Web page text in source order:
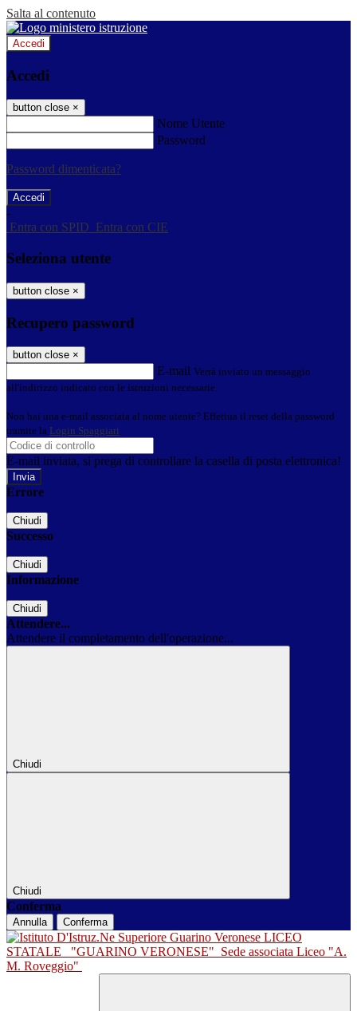
Salta al contenuto
Accedi
Accedi
button close ×
Nome Utente
Password
Password dimenticata?
-
Entra con SPID Entra con CIE
Seleziona utente
button close ×
Recupero password
button close ×
E-mail Verrà inviato un messaggio
all'indirizzo indicato con le istruzioni necessarie.
Non hai una e-mail associata al nome utente? Effettua il reset della password
tramite la Login Spaggiari
E-mail inviata, si prega di controllare la casella di posta elettronica!
Errore
Chiudi
Successo
Chiudi
Informazione
Chiudi
Attendere...
Attendere il completamento dell'operazione...
Chiudi
Chiudi
Conferma
Annulla Conferma
LICEO
STATALE
"GUARINO VERONESE" Sede associata Liceo "A.
M. Roveggio"